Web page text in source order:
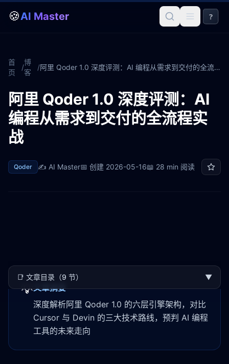
🍪AI Master ?
首
页
/
博
客
/ 阿里 Qoder 1.0 深度评测：AI 编程从需求到交付的全流程实战
阿里 Qoder 1.0 深度评测：AI
编程从需求到交付的全流程实
战
Qoder ✍️ AI Master📅 创建 2026-05-16📖 28 min 阅读
📑 文章目录（9 节） ▼
💡文章摘要
深度解析阿里 Qoder 1.0 的六层引擎架构，对比
Cursor 与 Devin 的三大技术路线，预判 AI 编程
工具的未来走向